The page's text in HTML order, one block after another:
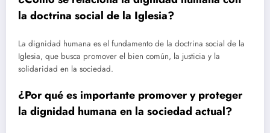
la doctrina social de la Iglesia?
La dignidad humana es el fundamento de la doctrina social de la
Iglesia, que busca promover el bien común, la justicia y la
solidaridad en la sociedad.
¿Por qué es importante promover y proteger
la dignidad humana en la sociedad actual?